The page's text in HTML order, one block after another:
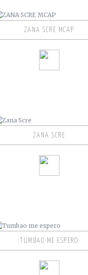
ZANA SCRE MCAP
ZANA SCRE
TUMBAO ME ESPERO